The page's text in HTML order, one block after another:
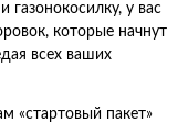
у вас
которые начнут
всех ваших
«стартовый пакет»